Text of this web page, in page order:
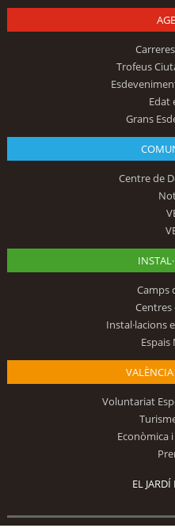
Trofeus
Edat
Grans
Centre de
Camps
Instal·lacions
Voluntariat
Econòmica
EL